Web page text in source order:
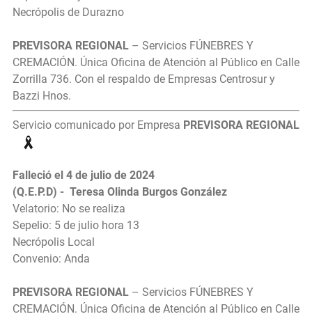
Necrópolis de Durazno
PREVISORA REGIONAL – Servicios FÚNEBRES Y
CREMACIÓN. Única Oficina de Atención al Público en Calle
Zorrilla 736. Con el respaldo de Empresas Centrosur y
Bazzi Hnos.
Servicio comunicado por Empresa PREVISORA REGIONAL
Falleció el 4 de julio de 2024
(Q.E.P.D) - Teresa Olinda Burgos González
Velatorio: No se realiza
Sepelio: 5 de julio hora 13
Necrópolis Local
Convenio: Anda
PREVISORA REGIONAL – Servicios FÚNEBRES Y
CREMACIÓN. Única Oficina de Atención al Público en Calle